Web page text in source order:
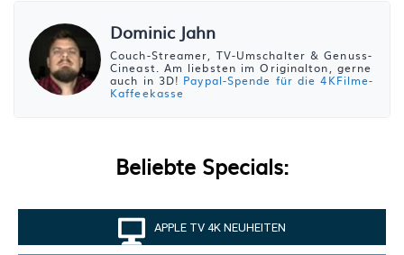
Dominic Jahn
Couch-Streamer, TV-Umschalter & Genuss-
Cineast. Am liebsten im Originalton, gerne
auch in 3D! Paypal-Spende für die 4KFilme-
Kaffeekasse
Beliebte Specials:
APPLE TV 4K NEUHEITEN